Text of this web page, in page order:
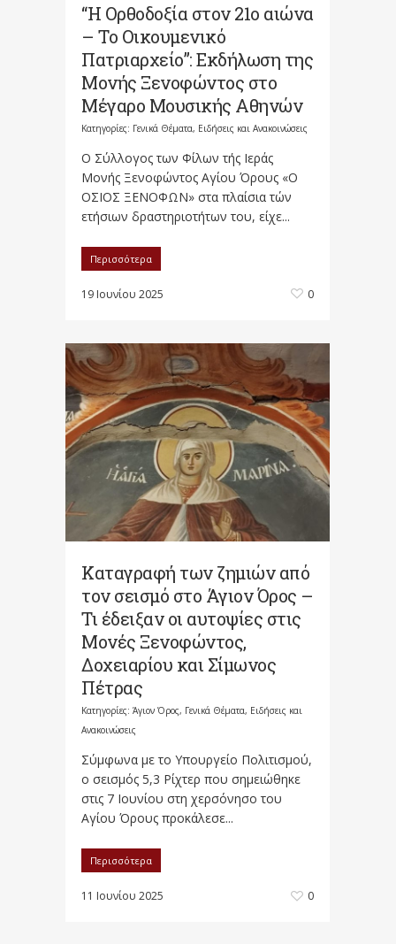
“Η Ορθοδοξία στον 21ο αιώνα
– Το Οικουμενικό
Πατριαρχείο”: Εκδήλωση της
Μονής Ξενοφώντος στο
Μέγαρο Μουσικής Αθηνών
Κατηγορίες: Γενικά Θέματα, Ειδήσεις και Ανακοινώσεις
Ο Σύλλογος των Φίλων τής Ιεράς
Μονής Ξενοφώντος Αγίου Όρους «Ο
ΟΣΙΟΣ ΞΕΝΟΦΩΝ» στα πλαίσια τών
ετήσιων δραστηριοτήτων του, είχε...
Περισσότερα
19 Ιουνίου 2025 0
Καταγραφή των ζημιών από
τον σεισμό στο Άγιον Όρος –
Τι έδειξαν οι αυτοψίες στις
Μονές Ξενοφώντος,
Δοχειαρίου και Σίμωνος
Πέτρας
Κατηγορίες: Άγιον Όρος, Γενικά Θέματα, Ειδήσεις και
Ανακοινώσεις
Σύμφωνα με το Υπουργείο Πολιτισμού,
ο σεισμός 5,3 Ρίχτερ που σημειώθηκε
στις 7 Ιουνίου στη χερσόνησο του
Αγίου Όρους προκάλεσε...
Περισσότερα
11 Ιουνίου 2025 0